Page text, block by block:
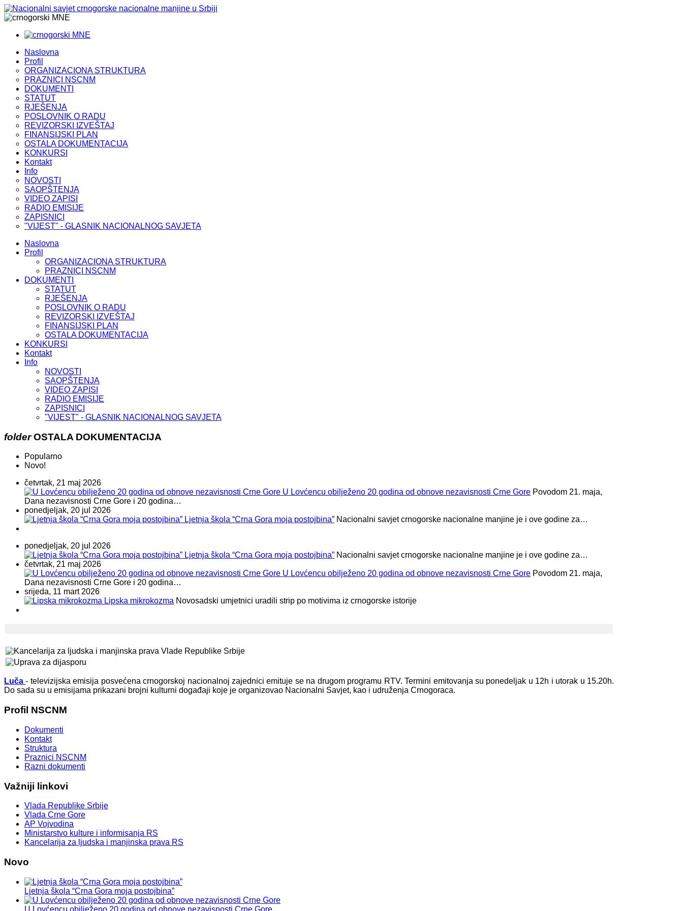
MNE
MNE
Naslovna
Profil
ORGANIZACIONA STRUKTURA
PRAZNICI NSCNM
DOKUMENTI
STATUT
RJEŠENJA
POSLOVNIK O RADU
REVIZORSKI IZVEŠTAJ
FINANSIJSKI PLAN
OSTALA DOKUMENTACIJA
KONKURSI
Kontakt
Info
NOVOSTI
SAOPŠTENJA
VIDEO ZAPISI
RADIO EMISIJE
ZAPISNICI
"VIJEST" - GLASNIK NACIONALNOG SAVJETA
Naslovna
Profil
ORGANIZACIONA STRUKTURA
PRAZNICI NSCNM
DOKUMENTI
STATUT
RJEŠENJA
POSLOVNIK O RADU
REVIZORSKI IZVEŠTAJ
FINANSIJSKI PLAN
OSTALA DOKUMENTACIJA
KONKURSI
Kontakt
Info
NOVOSTI
SAOPŠTENJA
VIDEO ZAPISI
RADIO EMISIJE
ZAPISNICI
"VIJEST" - GLASNIK NACIONALNOG SAVJETA
folder OSTALA DOKUMENTACIJA
Popularno
Novo!
četvrtak, 21 maj 2026
U Lovćencu obilježeno 20 godina od obnove nezavisnosti Crne Gore Povodom 21. maja,
Dana nezavisnosti Crne Gore i 20 godina…
ponedjeljak, 20 jul 2026
Ljetnja škola “Crna Gora moja postojbina” Nacionalni savjet crnogorske nacionalne manjine je i ove godine za…
ponedjeljak, 20 jul 2026
Ljetnja škola “Crna Gora moja postojbina” Nacionalni savjet crnogorske nacionalne manjine je i ove godine za…
četvrtak, 21 maj 2026
U Lovćencu obilježeno 20 godina od obnove nezavisnosti Crne Gore Povodom 21. maja,
Dana nezavisnosti Crne Gore i 20 godina…
srijeda, 11 mart 2026
Lipska mikrokozma Novosadski umjetnici uradili strip po motivima iz crnogorske istorije
Luča - televizijska emisija posvećena crnogorskoj nacionalnoj zajednici emituje se na drugom programu RTV. Termini emitovanja su ponedeljak u 12h i utorak u 15.20h.
Do sada su u emisijama prikazani brojni kulturni događaji koje je organizovao Nacionalni Savjet, kao i udruženja Crnogoraca.
Profil NSCNM
Dokumenti
Kontakt
Struktura
Praznici NSCNM
Razni dokumenti
Važniji linkovi
Vlada Republike Srbije
Vlada Crne Gore
AP Vojvodina
Ministarstvo kulture i informisanja RS
Kancelarija za ljudska i manjinska prava RS
Novo
Ljetnja škola “Crna Gora moja postojbina”
U Lovćencu obilježeno 20 godina od obnove nezavisnosti Crne Gore